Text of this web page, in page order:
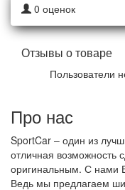
0 оценок
Отзывы о товаре
Пользователи
Про нас
SportCar – один из
отличная возможность
оригинальным. С нами
Ведь мы предлагаем